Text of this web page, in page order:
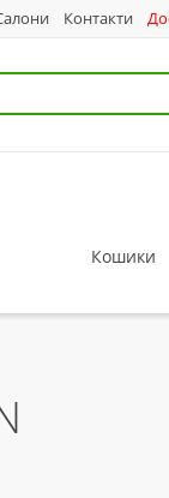
Контакти
Кошики